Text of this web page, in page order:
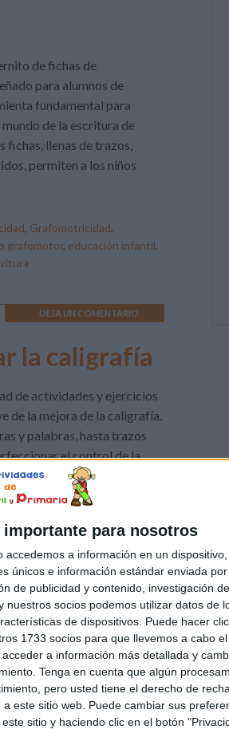
para nosotros
accedemos a información en un
únicos e información estándar enviada
de publicidad y contenido, investigación
nuestros socios podemos utilizar datos de
de dispositivos. Puede hacer
1733 socios para que llevemos a cabo
a información más detallada y
Tenga en cuenta que algún
pero usted tiene el derecho de
este sitio web. Puede cambiar sus
sitio y haciendo clic en el botón
de fichas de
para alumnos de
fundamental para
de la escritura de
fichas, llenas de trazos,
permiten a los niños
, Grafomotricidad,
grafomotor, educación infantil,
DEJA UN COMENTARIO
la caligrafía
de actividades y ejercicios
de la mejora de la caligrafía.
y palabras, hasta trazos
el control de la
para guiar al alumno desde
[…]
Lectoescritura Lengua
,escritura,NEAE,
DEJA UN COMENTARIO
del 1 al
de fichas diseñadas